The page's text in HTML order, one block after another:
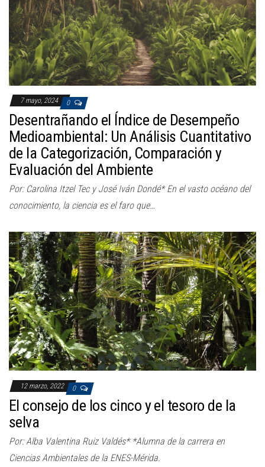
7 mayo, 2024 0
Desentrañando el Índice de Desempeño
Medioambiental: Un Análisis Cuantitativo
de la Categorización, Comparación y
Evaluación del Ambiente
Por: Carolina Itzel Tec y José Iván Dondé* En el vasto océano del
conocimiento, la ciencia es el faro que…
12 marzo, 2022 0
El consejo de los cinco y el tesoro de la
selva
Por: Alba Valentina Ruiz Valdés* *Alumna de la carrera en
Ciencias Ambientales de la ENES-Mérida.